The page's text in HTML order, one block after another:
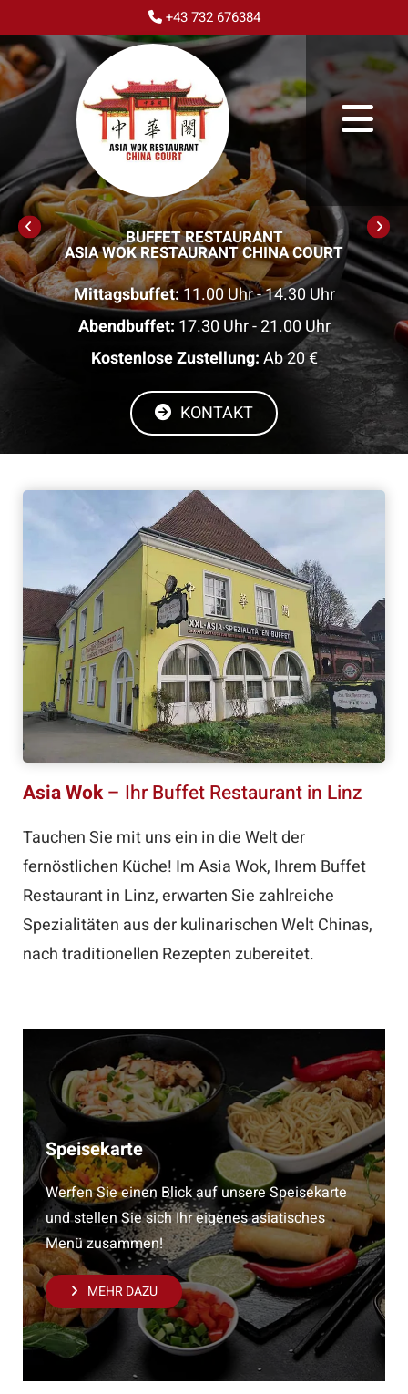
+43 732 676384
BUFFET RESTAURANT
ASIA WOK RESTAURANT CHINA COURT
Mittagsbuffet:11.00 Uhr - 14.30 Uhr
Abendbuffet: 17.30 Uhr - 21.00 Uhr
Kostenlose Zustellung:Ab 20 €
KONTAKT
Asia Wok– Ihr Buffet Restaurant in Linz
Tauchen Sie mit uns ein in die Welt der
fernöstlichen Küche! Im Asia Wok, Ihrem Buffet
Restaurant in Linz, erwarten Sie zahlreiche
Spezialitäten aus der kulinarischen Welt Chinas,
nach traditionellen Rezepten zubereitet.
Speisekarte
Werfen Sie einen Blick auf unsere Speisekarte
und stellen Sie sich Ihr eigenes asiatisches
Menü zusammen!
MEHR DAZU